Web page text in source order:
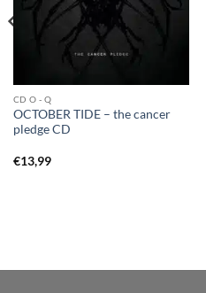
CD O - Q
OCTOBER TIDE – the cancer
pledge CD
€13,99